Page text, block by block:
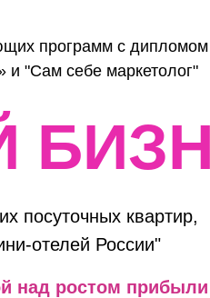
над ростом прибыли
программ с дипломом
и "Сам себе маркетолог"
посуточных квартир,
отелей России"